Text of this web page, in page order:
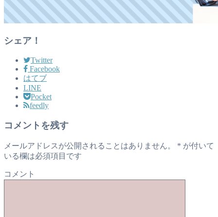
シェア！
Twitter
Facebook
はてブ
LINE
Pocket
feedly
コメントを残す
メールアドレスが公開されることはありません。 * が付いて
いる欄は必須項目です
コメント